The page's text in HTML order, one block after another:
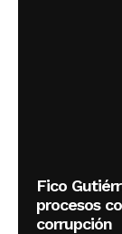
Fico
procesos
corrupción